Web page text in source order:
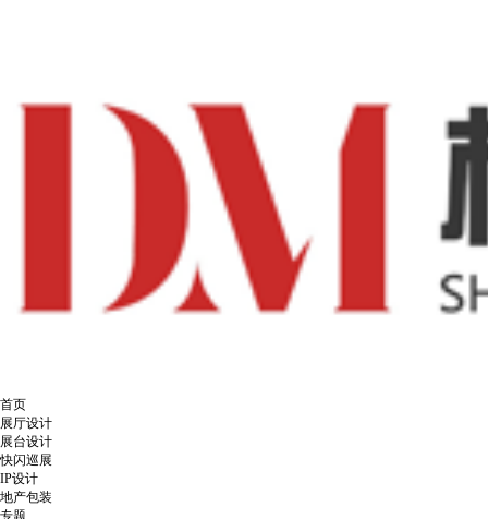
首页
展厅设计
展台设计
快闪巡展
IP设计
地产包装
专题